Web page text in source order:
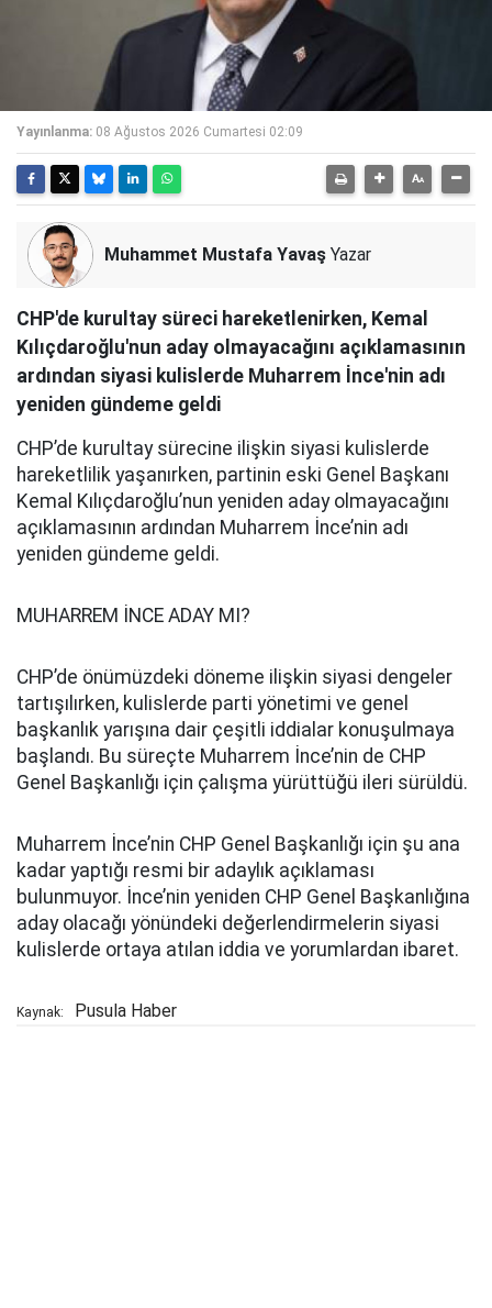
Yayınlanma: 08 Ağustos 2026 Cumartesi 02:09
Muhammet Mustafa Yavaş Yazar
CHP'de kurultay süreci hareketlenirken, Kemal
Kılıçdaroğlu'nun aday olmayacağını açıklamasının
ardından siyasi kulislerde Muharrem İnce'nin adı
yeniden gündeme geldi
CHP’de kurultay sürecine ilişkin siyasi kulislerde
hareketlilik yaşanırken, partinin eski Genel Başkanı
Kemal Kılıçdaroğlu’nun yeniden aday olmayacağını
açıklamasının ardından Muharrem İnce’nin adı
yeniden gündeme geldi.
MUHARREM İNCE ADAY MI?
CHP’de önümüzdeki döneme ilişkin siyasi dengeler
tartışılırken, kulislerde parti yönetimi ve genel
başkanlık yarışına dair çeşitli iddialar konuşulmaya
başlandı. Bu süreçte Muharrem İnce’nin de CHP
Genel Başkanlığı için çalışma yürüttüğü ileri sürüldü.
Muharrem İnce’nin CHP Genel Başkanlığı için şu ana
kadar yaptığı resmi bir adaylık açıklaması
bulunmuyor. İnce’nin yeniden CHP Genel Başkanlığına
aday olacağı yönündeki değerlendirmelerin siyasi
kulislerde ortaya atılan iddia ve yorumlardan ibaret.
Kaynak: Pusula Haber